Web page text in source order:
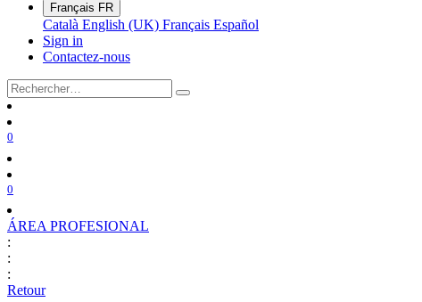
Français FR
Català English (UK) Français Español
Sign in
Contactez-nous
0
0
ÁREA PROFESIONAL
:
:
:
Retour